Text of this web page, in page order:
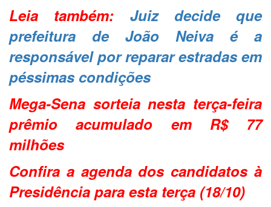
Leia também: Juiz decide que
prefeitura de João Neiva é a
responsável por reparar estradas em
péssimas condições
Mega-Sena sorteia nesta terça-feira
prêmio acumulado em R$ 77
milhões
Confira a agenda dos candidatos à
Presidência para esta terça (18/10)